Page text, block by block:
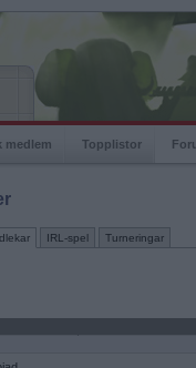
medlem Topplistor
IRL-spel Turneringar